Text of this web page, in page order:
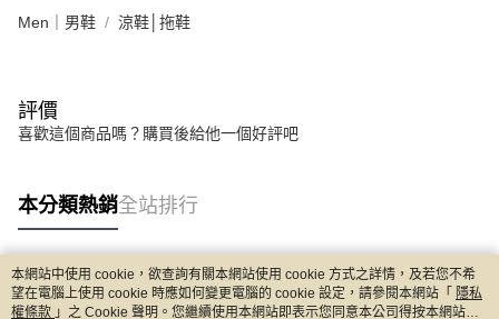
Men｜男鞋 涼鞋│拖鞋
評價
喜歡這個商品嗎？購買後給他一個好評吧
本分類熱銷全站排行
熱門標籤
本網站中使用 cookie，欲查詢有關本網站使用 cookie 方式之詳情，及若您不希
望在電腦上使用 cookie 時應如何變更電腦的 cookie 設定，請參閱本網站「 隱私
權條款 」之 Cookie 聲明。您繼續使用本網站即表示您同意本公司得按本網站使